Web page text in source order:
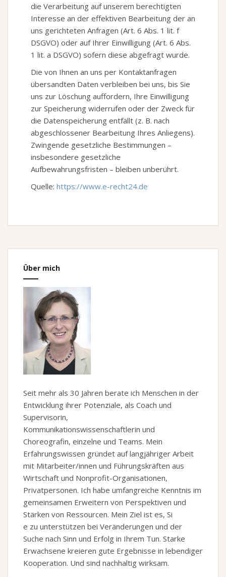
die Verarbeitung auf unserem berechtigten
Interesse an der effektiven Bearbeitung der an
uns gerichteten Anfragen (Art. 6 Abs. 1 lit. f
DSGVO) oder auf Ihrer Einwilligung (Art. 6 Abs.
1 lit. a DSGVO) sofern diese abgefragt wurde.
Die von Ihnen an uns per Kontaktanfragen
übersandten Daten verbleiben bei uns, bis Sie
uns zur Löschung auffordern, Ihre Einwilligung
zur Speicherung widerrufen oder der Zweck für
die Datenspeicherung entfällt (z. B. nach
abgeschlossener Bearbeitung Ihres Anliegens).
Zwingende gesetzliche Bestimmungen –
insbesondere gesetzliche
Aufbewahrungsfristen – bleiben unberührt.
Quelle: https://www.e-recht24.de
Über mich
Seit mehr als 30 Jahren berate ich Menschen in der
Entwicklung ihrer Potenziale, als Coach und
Supervisorin,
Kommunikationswissenschaftlerin und
Choreografin, einzelne und Teams. Mein
Erfahrungswissen gründet auf langjähriger Arbeit
mit Mitarbeiter/innen und Führungskräften aus
Wirtschaft und Nonprofit-Organisationen,
Privatpersonen. Ich habe umfangreiche Kenntnis im
gemeinsamen Erweitern von Perspektiven und
Stärken von Ressourcen. Mein Ziel ist es, Si
e zu unterstützen bei Veränderungen und der
Suche nach Sinn und Erfolg in Ihrem Tun. Starke
Erwachsene kreieren gute Ergebnisse in lebendiger
Kooperation. Und sind nachhaltig wirksam.